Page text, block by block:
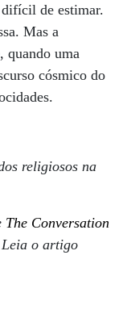
de estimar.
Mas a
quando uma
cósmico do
religiosos na
The Conversation
Leia o artigo